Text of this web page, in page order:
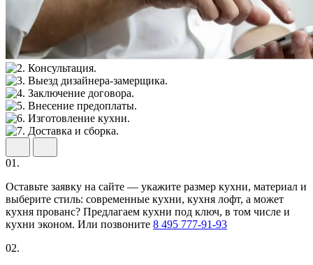
01.
Оставьте заявку на сайте — укажите размер кухни, материал и
выберите стиль: современные кухни, кухня лофт, а может
кухня прованс? Предлагаем кухни под ключ, в том числе и
кухни эконом. Или позвоните 8 495 777-91-93
02.